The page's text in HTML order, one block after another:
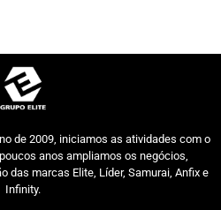
de 2009, iniciamos as atividades com o
anos ampliamos os negócios,
das marcas Elite, Líder, Samurai, Anfix e
Infinity.